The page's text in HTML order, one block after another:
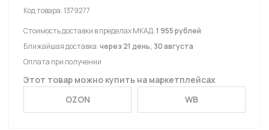
Код товара:1379277
Стоимость доставки в пределах МКАД:1 955 рублей
Ближайшая доставка:через 21 день, 30 августа
Оплата при получении
Этот товар можно купить на маркетплейсах
OZON
WB